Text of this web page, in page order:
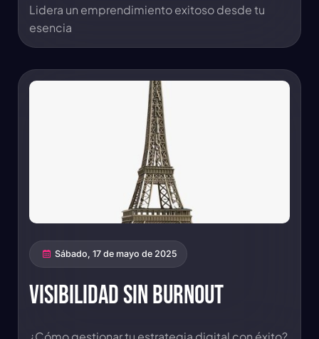
Lidera un emprendimiento exitoso desde tu
esencia
Sábado, 17 de mayo de 2025
Visibilidad sin burnout